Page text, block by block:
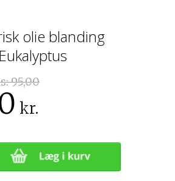
olie blanding
95,00
kr.